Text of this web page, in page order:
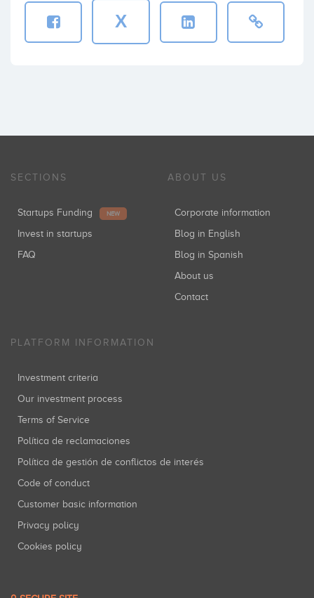
X
SECTIONS
Startups Funding NEW
Invest in startups
FAQ
ABOUT US
Corporate information
Blog in English
Blog in Spanish
About us
Contact
PLATFORM INFORMATION
Investment criteria
Our investment process
Terms of Service
Política de reclamaciones
Política de gestión de conflictos de interés
Code of conduct
Customer basic information
Privacy policy
Cookies policy